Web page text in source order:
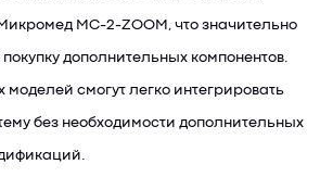
МС-2-ZOOM, что значительно
дополнительных компонентов.
моделей смогут легко интегрировать
без необходимости дополнительных